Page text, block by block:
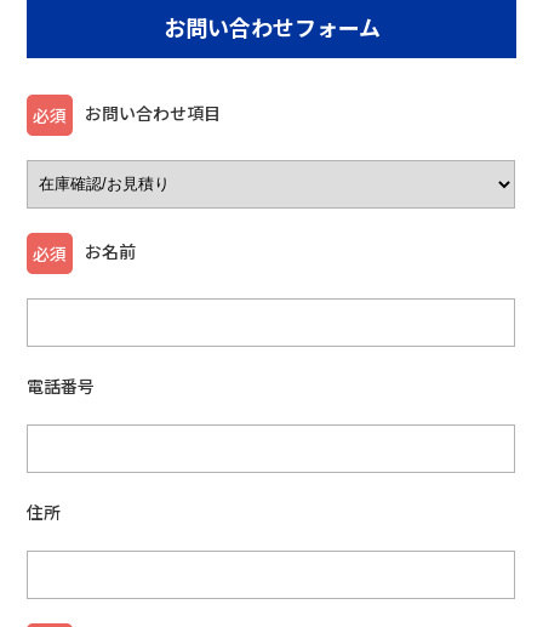
お問い合わせフォーム
必須 お問い合わせ項目
必須 お名前
電話番号
住所